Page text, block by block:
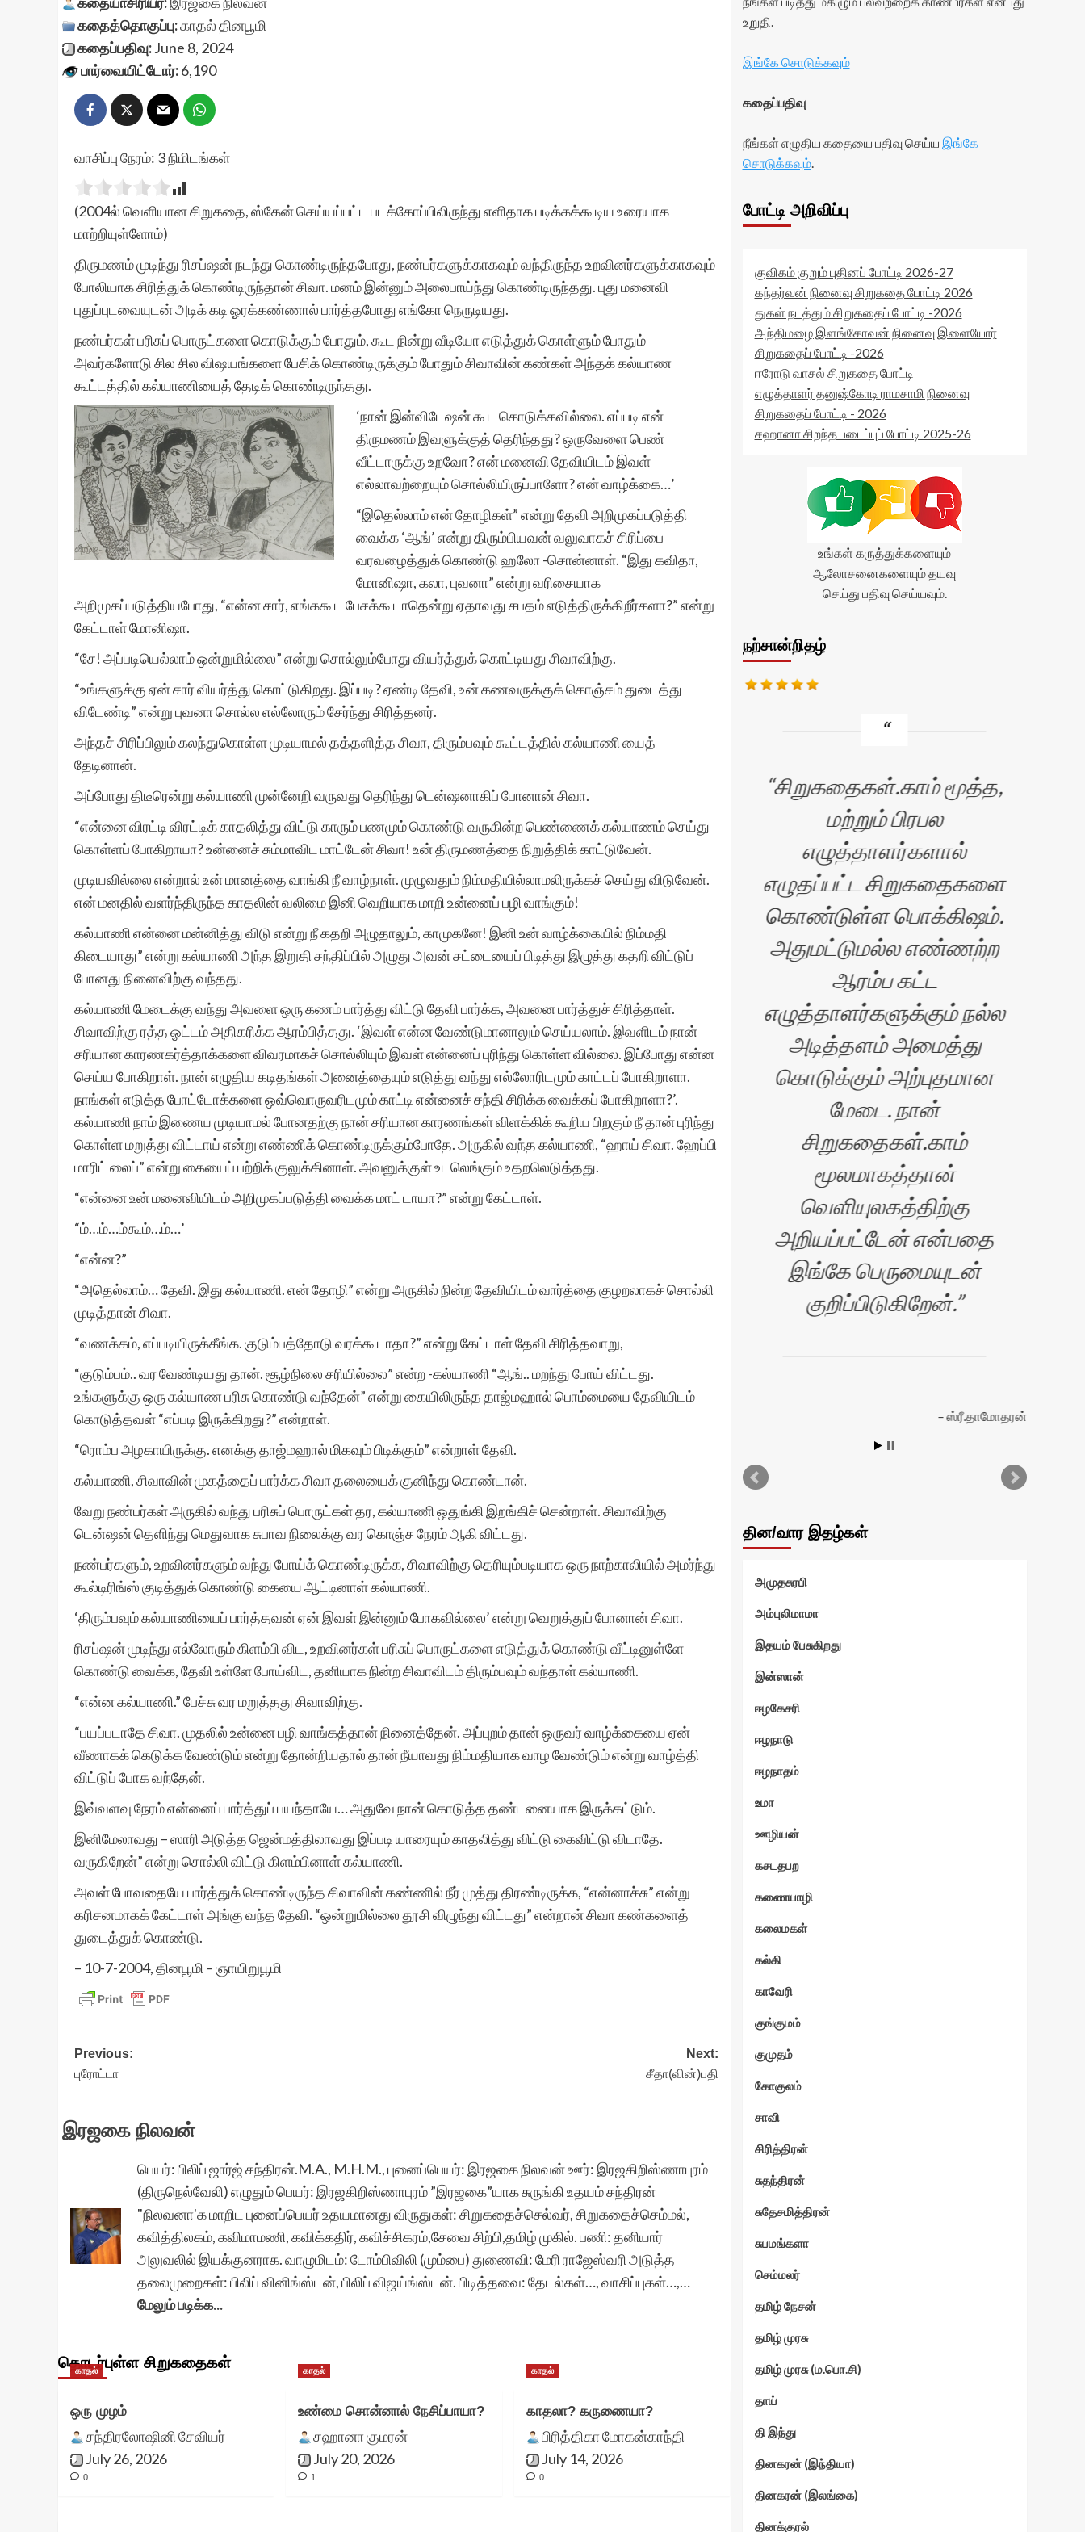
கதைத்தொகுப்பு:காதல்தினபூமி
கதைப்பதிவு:June 8, 2024
பார்வையிட்டோர்:6,190
வாசிப்பு நேரம்: 3நிமிடங்கள்
(2004ல் வெளியான சிறுகதை, ஸ்கேன் செய்யப்பட்ட படக்கோப்பிலிருந்து எளிதாக படிக்கக்கூடிய உரையாக
மாற்றியுள்ளோம்)
திருமணம் முடிந்து ரிசப்ஷன் நடந்து கொண்டிருந்தபோது, நண்பர்களுக்காகவும் வந்திருந்த உறவினர்களுக்காகவும்
போலியாக சிரித்துக் கொண்டிருந்தான் சிவா. மனம் இன்னும் அலைபாய்ந்து கொண்டிருந்தது. புது மனைவி
புதுப்புடவையுடன் அடிக் கடி ஓரக்கண்ணால் பார்த்தபோது எங்கோ நெருடியது.
நண்பர்கள் பரிசுப் பொருட்களை கொடுக்கும் போதும், கூட நின்று வீடியோ எடுத்துக் கொள்ளும் போதும்
அவர்களோடு சில சில விஷயங்களை பேசிக் கொண்டிருக்கும் போதும் சிவாவின் கண்கள் அந்தக் கல்யாண
கூட்டத்தில் கல்யாணியைத் தேடிக் கொண்டிருந்தது.
‘நான் இன்விடேஷன் கூட கொடுக்கவில்லை. எப்படி என்
திருமணம் இவளுக்குத் தெரிந்தது? ஒருவேளை பெண்
வீட்டாருக்கு உறவோ? என் மனைவி தேவியிடம் இவள்
எல்லாவற்றையும் சொல்லியிருப்பாளோ? என் வாழ்க்கை…’
“இதெல்லாம் என் தோழிகள்” என்று தேவி அறிமுகப்படுத்தி
வைக்க ‘ஆங்’ என்று திரும்பியவன் வலுவாகச் சிரிப்பை
வரவழைத்துக் கொண்டு ஹலோ -சொன்னாள். “இது கவிதா,
மோனிஷா, கலா, புவனா” என்று வரிசையாக
அறிமுகப்படுத்தியபோது, “என்ன சார், எங்ககூட பேசக்கூடாதென்று ஏதாவது சபதம் எடுத்திருக்கிறீர்களா?” என்று
கேட்டாள் மோனிஷா.
“சே! அப்படியெல்லாம் ஒன்றுமில்லை” என்று சொல்லும்போது வியர்த்துக் கொட்டியது சிவாவிற்கு.
“உங்களுக்கு ஏன் சார் வியர்த்து கொட்டுகிறது. இப்படி? ஏண்டி தேவி, உன் கணவருக்குக் கொஞ்சம் துடைத்து
விடேண்டி” என்று புவனா சொல்ல எல்லோரும் சேர்ந்து சிரித்தனர்.
அந்தச் சிரிப்பிலும் கலந்துகொள்ள முடியாமல் தத்தளித்த சிவா, திரும்பவும் கூட்டத்தில் கல்யாணி யைத்
தேடினான்.
அப்போது திடீரென்று கல்யாணி முன்னேறி வருவது தெரிந்து டென்ஷனாகிப் போனான் சிவா.
“என்னை விரட்டி விரட்டிக் காதலித்து விட்டு காரும் பணமும் கொண்டு வருகின்ற பெண்ணைக் கல்யாணம் செய்து
கொள்ளப் போகிறாயா? உன்னைச் சும்மாவிட மாட்டேன் சிவா! உன் திருமணத்தை நிறுத்திக் காட்டுவேன்.
முடியவில்லை என்றால் உன் மானத்தை வாங்கி நீ வாழ்நாள். முழுவதும் நிம்மதியில்லாமலிருக்கச் செய்து விடுவேன்.
என் மனதில் வளர்ந்திருந்த காதலின் வலிமை இனி வெறியாக மாறி உன்னைப் பழி வாங்கும்!
கல்யாணி என்னை மன்னித்து விடு என்று நீ கதறி அழுதாலும், காமுகனே! இனி உன் வாழ்க்கையில் நிம்மதி
கிடையாது” என்று கல்யாணி அந்த இறுதி சந்திப்பில் அழுது அவன் சட்டையைப் பிடித்து இழுத்து கதறி விட்டுப்
போனது நினைவிற்கு வந்தது.
கல்யாணி மேடைக்கு வந்து அவளை ஒரு கணம் பார்த்து விட்டு தேவி பார்க்க, அவனை பார்த்துச் சிரித்தாள்.
சிவாவிற்கு ரத்த ஓட்டம் அதிகரிக்க ஆரம்பித்தது. ‘இவள் என்ன வேண்டுமானாலும் செய்யலாம். இவளிடம் நான்
சரியான காரணகர்த்தாக்களை விவரமாகச் சொல்லியும் இவள் என்னைப் புரிந்து கொள்ள வில்லை. இப்போது என்ன
செய்ய போகிறாள். நான் எழுதிய கடிதங்கள் அனைத்தையும் எடுத்து வந்து எல்லோரிடமும் காட்டப் போகிறாளா.
நாங்கள் எடுத்த போட்டோக்களை ஒவ்வொருவரிடமும் காட்டி என்னைச் சந்தி சிரிக்க வைக்கப் போகிறாளா?’.
கல்யாணி நாம் இணைய முடியாமல் போனதற்கு நான் சரியான காரணங்கள் விளக்கிக் கூறிய பிறகும் நீ தான் புரிந்து
கொள்ள மறுத்து விட்டாய் என்று எண்ணிக் கொண்டிருக்கும்போதே. அருகில் வந்த கல்யாணி, “ஹாய் சிவா. ஹேப்பி
மாரிட் லைப்” என்று கையைப் பற்றிக் குலுக்கினாள். அவனுக்குள் உடலெங்கும் உதறலெடுத்தது.
“என்னை உன் மனைவியிடம் அறிமுகப்படுத்தி வைக்க மாட் டாயா?” என்று கேட்டாள்.
“ம்…ம்…ம்கூம்…ம்…’
“என்ன?”
“அதெல்லாம்… தேவி. இது கல்யாணி. என் தோழி” என்று அருகில் நின்ற தேவியிடம் வார்த்தை குழறலாகச் சொல்லி
முடித்தான் சிவா.
“வணக்கம், எப்படியிருக்கீங்க. குடும்பத்தோடு வரக்கூடாதா?” என்று கேட்டாள் தேவி சிரித்தவாறு,
“குடும்பம்.. வர வேண்டியது தான். சூழ்நிலை சரியில்லை” என்ற -கல்யாணி “ஆங்.. மறந்து போய் விட்டது.
உங்களுக்கு ஒரு கல்யாண பரிசு கொண்டு வந்தேன்” என்று கையிலிருந்த தாஜ்மஹால் பொம்மையை தேவியிடம்
கொடுத்தவள் “எப்படி இருக்கிறது?” என்றாள்.
“ரொம்ப அழகாயிருக்கு. எனக்கு தாஜ்மஹால் மிகவும் பிடிக்கும்” என்றாள் தேவி.
கல்யாணி, சிவாவின் முகத்தைப் பார்க்க சிவா தலையைக் குனிந்து கொண்டான்.
வேறு நண்பர்கள் அருகில் வந்து பரிசுப் பொருட்கள் தர, கல்யாணி ஒதுங்கி இறங்கிச் சென்றாள். சிவாவிற்கு
டென்ஷன் தெளிந்து மெதுவாக சுபாவ நிலைக்கு வர கொஞ்ச நேரம் ஆகி விட்டது.
நண்பர்களும், உறவினர்களும் வந்து போய்க் கொண்டிருக்க, சிவாவிற்கு தெரியும்படியாக ஒரு நாற்காலியில் அமர்ந்து
கூல்டிரிங்ஸ் குடித்துக் கொண்டு கையை ஆட்டினாள் கல்யாணி.
‘திரும்பவும் கல்யாணியைப் பார்த்தவன் ஏன் இவள் இன்னும் போகவில்லை’ என்று வெறுத்துப் போனான் சிவா.
ரிசப்ஷன் முடிந்து எல்லோரும் கிளம்பி விட, உறவினர்கள் பரிசுப் பொருட்களை எடுத்துக் கொண்டு வீட்டினுள்ளே
கொண்டு வைக்க, தேவி உள்ளே போய்விட, தனியாக நின்ற சிவாவிடம் திரும்பவும் வந்தாள் கல்யாணி.
“என்ன கல்யாணி.” பேச்சு வர மறுத்தது சிவாவிற்கு.
“பயப்படாதே சிவா. முதலில் உன்னை பழி வாங்கத்தான் நினைத்தேன். அப்புறம் தான் ஒருவர் வாழ்க்கையை ஏன்
வீணாகக் கெடுக்க வேண்டும் என்று தோன்றியதால் தான் நீயாவது நிம்மதியாக வாழ வேண்டும் என்று வாழ்த்தி
விட்டுப் போக வந்தேன்.
இவ்வளவு நேரம் என்னைப் பார்த்துப் பயந்தாயே… அதுவே நான் கொடுத்த தண்டனையாக இருக்கட்டும்.
இனிமேலாவது – ஸாரி அடுத்த ஜென்மத்திலாவது இப்படி யாரையும் காதலித்து விட்டு கைவிட்டு விடாதே.
வருகிறேன்” என்று சொல்லி விட்டு கிளம்பினாள் கல்யாணி.
அவள் போவதையே பார்த்துக் கொண்டிருந்த சிவாவின் கண்ணில் நீர் முத்து திரண்டிருக்க, “என்னாச்சு” என்று
கரிசனமாகக் கேட்டாள் அங்கு வந்த தேவி. “ஒன்றுமில்லை தூசி விழுந்து விட்டது” என்றான் சிவா கண்களைத்
துடைத்துக் கொண்டு.
– 10-7-2004, தினபூமி – ஞாயிறுபூமி
Post
navigation
Previous:
புரோட்டா
Next:
சீதா(வின்)பதி
இரஜகை நிலவன்
பெயர்: பிலிப் ஜார்ஜ் சந்திரன்.M.A., M.H.M., புனைப்பெயர்: இரஜகை நிலவன் ஊர்: இரஜகிறிஸ்ணாபுரம்
(திருநெல்வேலி) எழுதும் பெயர்: இரஜகிறிஸ்ணாபுரம் ”இரஜகை”யாக சுருங்கி உதயம் சந்திரன்
"நிலவனா'க மாறிட புனைப்பெயர் உதயமானது விருதுகள்: சிறுகதைச்செல்வர், சிறுகதைச்செம்மல்,
கவித்திலகம், கவிமாமணி, கவிக்கதிர், கவிச்சிகரம்,சேவை சிற்பி,தமிழ் முகில். பணி: தனியார்
அலுவலில் இயக்குனராக. வாழுமிடம்: டோம்பிவிலி (மும்பை) துணைவி: மேரி ராஜேஸ்வரி அடுத்த
தலைமுறைகள்: பிலிப் வினிங்ஸ்டன், பிலிப் விஜய்ங்ஸ்டன். பிடித்தவை: தேடல்கள்…, வாசிப்புகள்…,…
மேலும் படிக்க...
தொடர்புள்ள சிறுகதைகள்
காதல்
ஒரு முழம்
சந்திரலோஷினி சேவியர்
July 26, 2026
0
காதல்
உண்மை சொன்னால் நேசிப்பாயா?
சஹானா குமரன்
July 20, 2026
1
காதல்
காதலா? கருணையா?
பிரித்திகா மோகன்காந்தி
July 14, 2026
0
உறுதி.
இங்கே சொடுக்கவும்
கதைப்பதிவு
நீங்கள் எழுதிய கதையை பதிவு செய்ய இங்கே
சொடுக்கவும்.
போட்டி அறிவிப்பு
குவிகம் குறும் புதினப் போட்டி 2026-27
கந்தர்வன் நினைவு சிறுகதை போட்டி 2026
துகள் நடத்தும் சிறுகதைப் போட்டி -2026
அந்திமழை இளங்கோவன் நினைவு இளையோர்
சிறுகதைப் போட்டி -2026
ஈரோடு வாசல் சிறுகதை போட்டி
எழுத்தாளர் தனுஷ்கோடி ராமசாமி நினைவு
சிறுகதைப் போட்டி - 2026
சஹானா சிறந்த படைப்புப் போட்டி 2025-26
உங்கள் கருத்துக்களையும்
ஆலோசனைகளையும் தயவு
செய்து பதிவு செய்யவும்.
நற்சான்றிதழ்
சிறுகதைகள். கொம் என்ற
இந்த
இணையத்தளம்உலகத்
தமிழ் இலக்கிய
வளர்ச்சிக்குமிகப்பெரிய
என்றால் மிகையாகாது.
வேறு எந்த ஒரு
இணையத்தளமும் இது
போன்ற பாரபட்சமற்ற
பணியைச் செய்யவில்லை
என்பதை துணிந்து குறிப்பிட
என்னால் முடிகின்றது.
அறிமுகமாக்கி வைத்தது
மட்டுமல்ல, புலம்பெயர்ந்த
பெண் எழுத்தாளர்களின்
எழுத்துக்களுக்கு
எழுத்தாற்றலை உலகறியச்
இணைத்தளத்திற்கு எனது
நன்றியையும்,
தெரிவித்துக்
கொள்கின்றேன்.
மாலினி அரவிந்தன்
சிறுகதைகள்.காம் மூத்த,
மற்றும் பிரபல
எழுத்தாளர்களால்
எழுதப்பட்ட சிறுகதைகளை
கொண்டுள்ள பொக்கிஷம்.
அதுமட்டுமல்ல எண்ணற்ற
ஆரம்ப கட்ட
எழுத்தாளர்களுக்கும் நல்ல
அடித்தளம் அமைத்து
கொடுக்கும் அற்புதமான
மேடை. நான்
சிறுகதைகள்.காம்
மூலமாகத்தான்
வெளியுலகத்திற்கு
அறியப்பட்டேன் என்பதை
இங்கே பெருமையுடன்
குறிப்பிடுகிறேன்.
ஸ்ரீ.தாமோதரன்
தின/வார இதழ்கள்
அமுதசுரபி
அம்புலிமாமா
இதயம் பேசுகிறது
இன்ஸான்
ஈழகேசரி
ஈழநாடு
ஈழநாதம்
உமா
ஊழியன்
கசடதபற
கணையாழி
கலைமகள்
கல்கி
காவேரி
குங்குமம்
குமுதம்
கோகுலம்
சாவி
சிரித்திரன்
சுதந்திரன்
சுதேசமித்திரன்
சுபமங்களா
செம்மலர்
தமிழ் நேசன்
தமிழ் முரசு
தமிழ் முரசு (ம.பொ.சி)
தாய்
தி இந்து
தினகரன் (இந்தியா)
தினகரன் (இலங்கை)
தினக்குரல்